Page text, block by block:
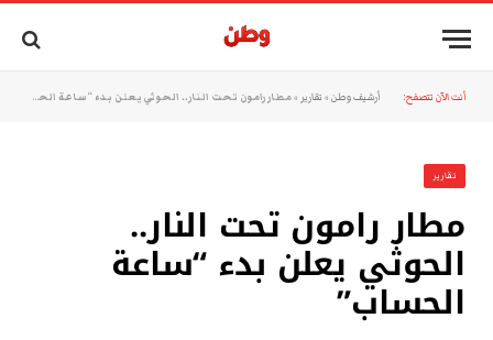
أنت الآن تتصفح: أرشيف وطن » تقارير »مطار رامون تحت النار.. الحوثي يعلن بدء “ساعة الحساب”
تقارير
مطار رامون تحت النار..
الحوثي يعلن بدء “ساعة
الحساب”